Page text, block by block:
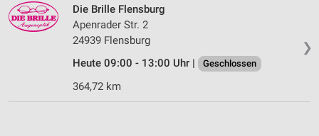
❯
Die Brille Flensburg
Apenrader Str. 2
24939 Flensburg
Heute 09:00 - 13:00 Uhr |
Geschlossen
364,72 km